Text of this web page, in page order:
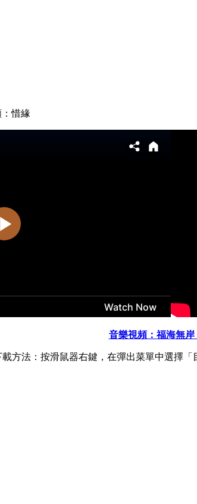
惜緣
音樂視頻：福海無岸
載方法：按滑鼠器右鍵，在彈出菜單中選擇「